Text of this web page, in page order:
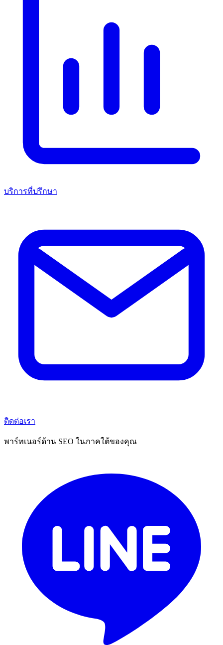
บริการที่ปรึกษา
ติดต่อเรา
พาร์ทเนอร์ด้าน SEO ในภาคใต้ของคุณ